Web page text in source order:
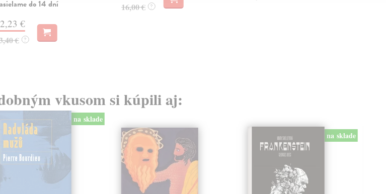
do 14 dní
€
€ ?
16,00 € ?
vkusom si kúpili aj:
na sklade
na sklade